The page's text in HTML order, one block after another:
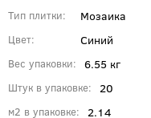
Тип плитки Мозаика
Цвет Синий
Вес упаковки 6.55 кг
Штук в упаковке 20
м2 в упаковке 2.14